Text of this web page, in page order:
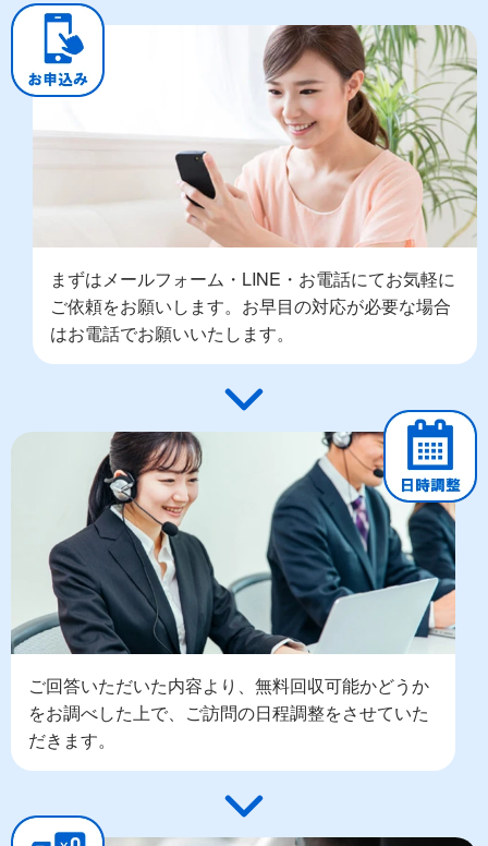
まずはメールフォーム・LINE・お電話にてお気軽に
ご依頼をお願いします。お早目の対応が必要な場合
はお電話でお願いいたします。
ご回答いただいた内容より、無料回収可能かどうか
をお調べした上で、ご訪問の日程調整をさせていた
だきます。